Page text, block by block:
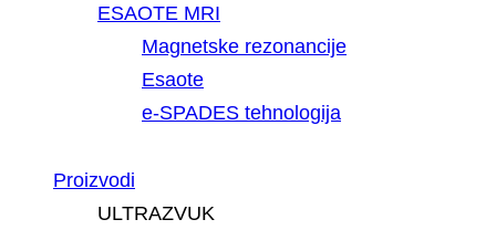
ESAOTE MRI
Magnetske rezonancije
Esaote
e-SPADES tehnologija
Proizvodi
ULTRAZVUK